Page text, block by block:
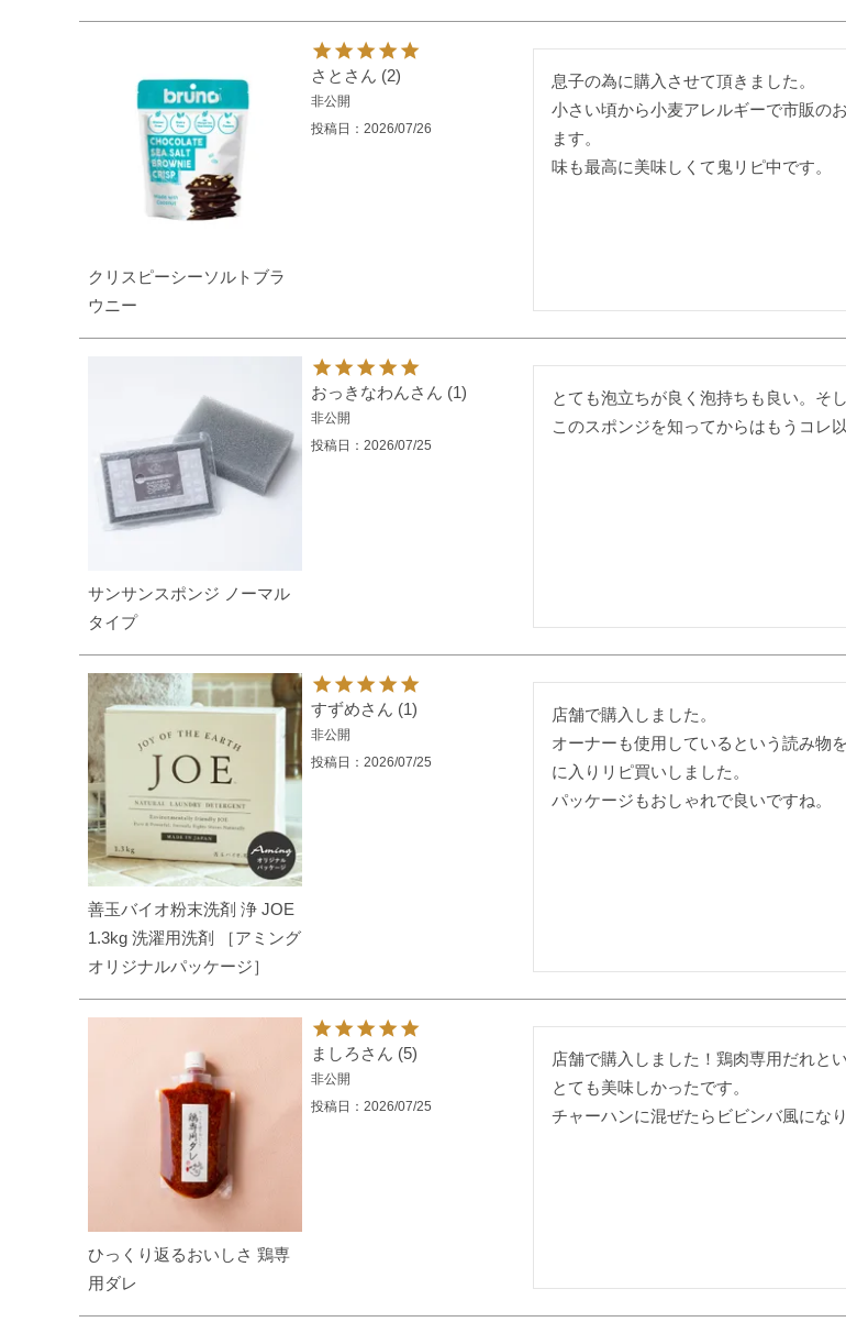
クリスピーシーソルトブラ
ウニー
さと 2
非公開
投稿日
2026/07/26
息子の為に購入させて頂きました。
小さい頃から小麦アレルギーで市販の
ます。
サンサンスポンジ ノーマル
タイプ
おっきなわん 1
非公開
投稿日
2026/07/25
とても泡立ちが良く泡持ちも良い。そ
このスポンジを知ってからはもうコレ
善玉バイオ粉末洗剤 浄 JOE
1.3kg 洗濯用洗剤 ［アミング
オリジナルパッケージ］
すずめ 1
非公開
投稿日
2026/07/25
店舗で購入しました。
オーナーも使用しているという読み物
に入りリピ買いしました。
パッケージもおしゃれで良いですね。
ひっくり返るおいしさ 鶏専
用ダレ
ましろ 5
非公開
投稿日
2026/07/25
店舗で購入しました！鶏肉専用だれと
とても美味しかったです。
チャーハンに混ぜたらビビンバ風になり